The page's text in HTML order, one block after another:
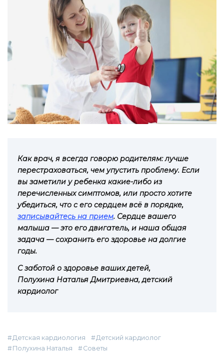
Как врач, я всегда говорю родителям: лучше
перестраховаться, чем упустить проблему. Если
вы заметили у ребенка какие-либо из
перечисленных симптомов, или просто хотите
убедиться, что с его сердцем всё в порядке,
записывайтесь на прием. Сердце вашего
малыша — это его двигатель, и наша общая
задача — сохранить его здоровье на долгие
годы.
С заботой о здоровье ваших детей,
Полухина Наталья Дмитриевна, детский
кардиолог
Детская кардиология
Детский кардиолог
Полухина Наталья
Советы